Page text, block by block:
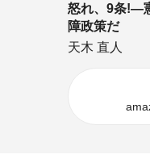
怒れ、9条!―
障政策だ
天木 直人